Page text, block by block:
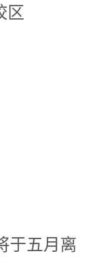
区
于五月离